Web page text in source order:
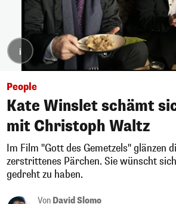
i
People
Kate Winslet schämt
mit Christoph Waltz
Im Film "Gott des Gemetzels" glänzen
zerstrittenes Pärchen. Sie wünscht
gedreht zu haben.
Von David Slomo